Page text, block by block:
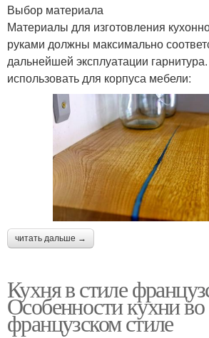
Выбор материала
Материалы для изготовления
руками должны максимально
дальнейшей эксплуатации
использовать для корпуса мебели:
читать дальше →
Кухня в стиле
Особенности кухни во
французском стиле